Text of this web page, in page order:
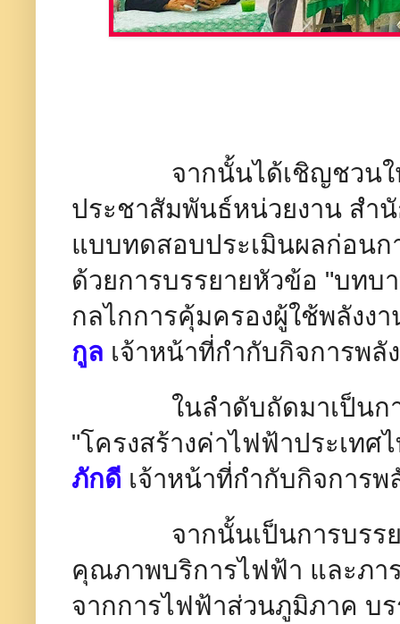
จากนั้นได้เชิญชวนให้ทุ
ประชาสัมพันธ์​หน่วยงาน สำ
แบบทดสอบประเมินผลก่อนก
ด้วยการบรรยายหัวข้อ "บท
กลไกการคุ้มครองผู้ใช้พลังง
กูล เจ้าหน้าที่กำกับกิจการพ
ในลำดับถัดมาเป็นการ
"โครงสร้างค่าไฟฟ้าประเทศ
ภักดี เจ้าหน้าที่กำกับกิจกา
จากนั้นเป็นการบรรยา
คุณภาพบริการไฟฟ้า และภา
จากการไฟฟ้าส่วนภูมิภาค บ